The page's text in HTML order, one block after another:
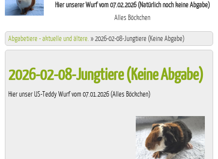
Hier unserer Wurf vom 07.02.2026 (Natürlich noch keine Abgabe)
Alles Böckchen
Abgabetiere - aktuelle und ältere. »2026-02-08-Jungtiere (Keine Abgabe)
2026-02-08-Jungtiere (Keine Abgabe)
Hier unser US-Teddy Wurf vom 07.01.2026 (Alles Böckchen)